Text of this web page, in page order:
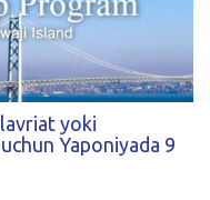
yoki
Yaponiyada 9